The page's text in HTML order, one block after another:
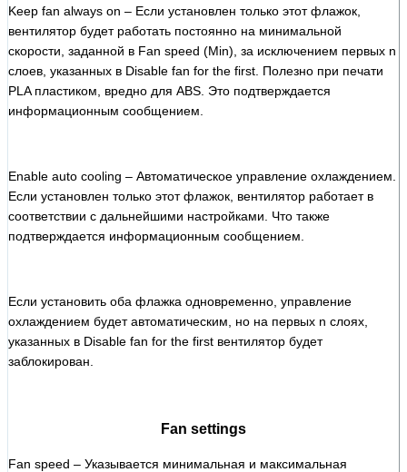
Keep fan always on – Если установлен только этот флажок,
вентилятор будет работать постоянно на минимальной
скорости, заданной в Fan speed (Min), за исключением первых n
слоев, указанных в Disable fan for the first. Полезно при печати
PLA пластиком, вредно для ABS. Это подтверждается
информационным сообщением.
Enable auto cooling – Автоматическое управление охлаждением.
Если установлен только этот флажок, вентилятор работает в
соответствии с дальнейшими настройками. Что также
подтверждается информационным сообщением.
Если установить оба флажка одновременно, управление
охлаждением будет автоматическим, но на первых n слоях,
указанных в Disable fan for the first вентилятор будет
заблокирован.
Fan settings
Fan speed – Указывается минимальная и максимальная